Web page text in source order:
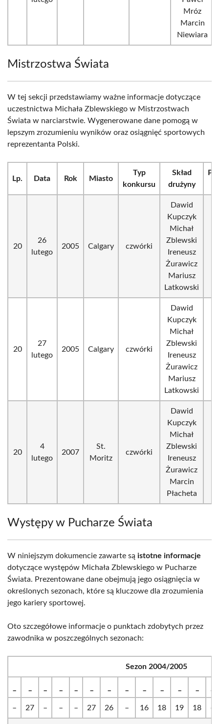
Mróz
Marcin
Niewiara
Mistrzostwa Świata
W tej sekcji przedstawiamy ważne informacje dotyczące
uczestnictwa Michała Zblewskiego w Mistrzostwach
Świata w narciarstwie. Wygenerowane dane pomogą w
lepszym zrozumieniu wyników oraz osiągnięć sportowych
reprezentanta Polski.
Lp. Data Rok Miasto
Typ
konkursu
Skład
drużyny
20
26
lutego
2005 Calgary czwórki
Dawid
Kupczyk
Michał
Zblewski
Ireneusz
Żurawicz
Mariusz
Latkowski
20
27
lutego
2005 Calgary czwórki
Dawid
Kupczyk
Michał
Zblewski
Ireneusz
Żurawicz
Mariusz
Latkowski
20
4
lutego
2007
St.
Moritz
czwórki
Dawid
Kupczyk
Michał
Zblewski
Ireneusz
Żurawicz
Marcin
Płacheta
Występy w Pucharze Świata
W niniejszym dokumencie zawarte są istotne informacje
dotyczące występów Michała Zblewskiego w Pucharze
Świata. Prezentowane dane obejmują jego osiągnięcia w
określonych sezonach, które są kluczowe dla zrozumienia
jego kariery sportowej.
Oto szczegółowe informacje o punktach zdobytych przez
zawodnika w poszczególnych sezonach:
Sezon 2004/2005
– 27 – – – 27 26 – 16 18 19 18 –